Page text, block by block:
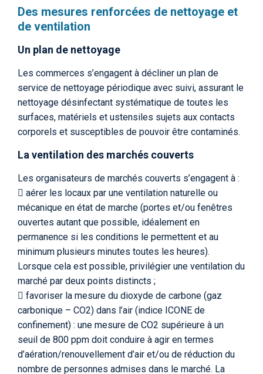
Des mesures renforcées de nettoyage et
de ventilation
Un plan de nettoyage
Les commerces s’engagent à décliner un plan de
service de nettoyage périodique avec suivi, assurant le
nettoyage désinfectant systématique de toutes les
surfaces, matériels et ustensiles sujets aux contacts
corporels et susceptibles de pouvoir être contaminés.
La ventilation des marchés couverts
Les organisateurs de marchés couverts s’engagent à :
 aérer les locaux par une ventilation naturelle ou
mécanique en état de marche (portes et/ou fenêtres
ouvertes autant que possible, idéalement en
permanence si les conditions le permettent et au
minimum plusieurs minutes toutes les heures).
Lorsque cela est possible, privilégier une ventilation du
marché par deux points distincts ;
 favoriser la mesure du dioxyde de carbone (gaz
carbonique – CO2) dans l’air (indice ICONE de
confinement) : une mesure de CO2 supérieure à un
seuil de 800 ppm doit conduire à agir en termes
d’aération/renouvellement d’air et/ou de réduction du
nombre de personnes admises dans le marché. La